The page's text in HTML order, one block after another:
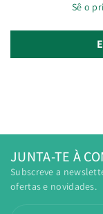
Sê o
JUNTA-TE À
Subscreve a
ofertas e novidades.